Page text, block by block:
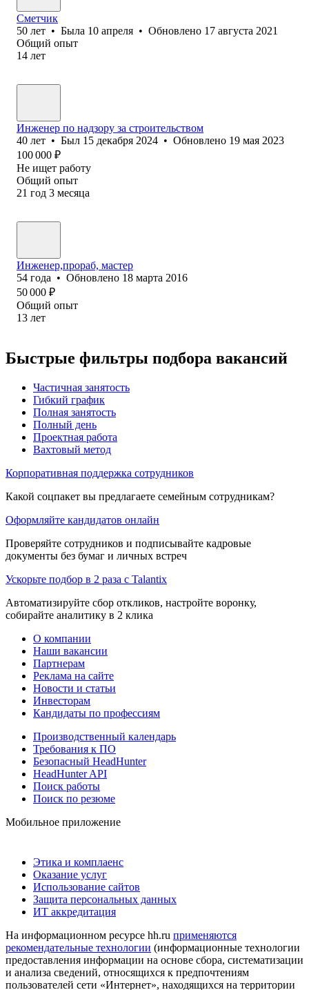
Сметчик
50 лет • Была 10 апреля • Обновлено 17 августа 2021
Общий опыт
14 лет
Инженер по надзору за строительством
40 лет • Был 15 декабря 2024 • Обновлено 19 мая 2023
100 000 ₽
Не ищет работу
Общий опыт
21 год 3 месяца
Инженер,прораб, мастер
54 года • Обновлено 18 марта 2016
50 000 ₽
Общий опыт
13 лет
Быстрые фильтры подбора вакансий
Частичная занятость
Гибкий график
Полная занятость
Полный день
Проектная работа
Вахтовый метод
Корпоративная поддержка сотрудников
Какой соцпакет вы предлагаете семейным сотрудникам?
Оформляйте кандидатов онлайн
Проверяйте сотрудников и подписывайте кадровые
документы без бумаг и личных встреч
Ускорьте подбор в 2 раза с Talantix
Автоматизируйте сбор откликов, настройте воронку,
собирайте аналитику в 2 клика
О компании
Наши вакансии
Партнерам
Реклама на сайте
Новости и статьи
Инвесторам
Кандидаты по профессиям
Производственный календарь
Требования к ПО
Безопасный HeadHunter
HeadHunter API
Поиск работы
Поиск по резюме
Мобильное приложение
Этика и комплаенс
Оказание услуг
Использование сайтов
Защита персональных данных
ИТ аккредитация
На информационном ресурсе hh.ru применяются
рекомендательные технологии (информационные технологии
предоставления информации на основе сбора, систематизации
и анализа сведений, относящихся к предпочтениям
пользователей сети «Интернет», находящихся на территории